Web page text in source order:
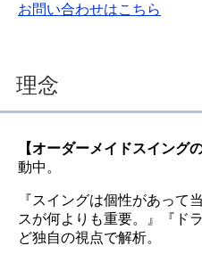
お問い合わせはこちら
理念
【オーダーメイドスイング
動中。
『スイングは個性があって
スが何よりも重要。』『ド
ど独自の視点で解析。